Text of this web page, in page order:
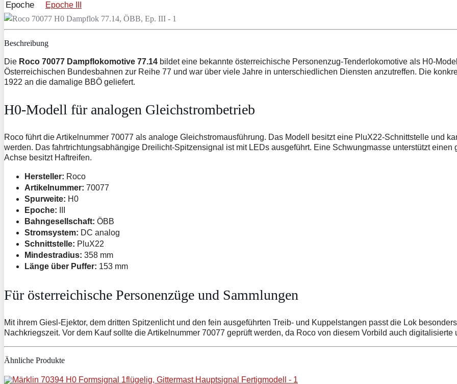
Epoche Epoche III
Beschreibung
Die Roco 70077 Dampflokomotive 77.14 bildet eine bekannte österreichische Personenzug-Tenderlokomotive als H0-
Österreichischen Bundesbahnen zur Reihe 77 und war über viele Jahre in unterschiedlichen Diensten anzutreffen. Die
1922 an die damalige BBÖ geliefert.
H0-Modell für analogen Gleichstrombetrieb
Roco führt die Artikelnummer 70077 als analoge Gleichstromausführung. Das Modell besitzt eine PluX22-Schnittstelle und
werden. Das fahrtrichtungsabhängige Dreilicht-Spitzensignal ist mit LEDs ausgeführt. Eine Schwungmasse unterstützt
Achse besitzt Haftreifen.
Hersteller: Roco
Artikelnummer: 70077
Spurweite: H0
Epoche:
Bahngesellschaft: ÖBB
Stromsystem: DC analog
Schnittstelle: PluX22
Mindestradius: 358 mm
Länge über Puffer: 153 mm
Für österreichische Personenzüge und Sammlungen
Mit ihrem Giesl-Ejektor, dem dritten Spitzenlicht und den fein ausgeführten Treib- und Kuppelstangen passt die Lok
Nachkriegszeit. Vor dem Kauf sollte die Artikelnummer 70077 geprüft werden, da Roco von diesem Vorbild auch
Ähnliche Produkte